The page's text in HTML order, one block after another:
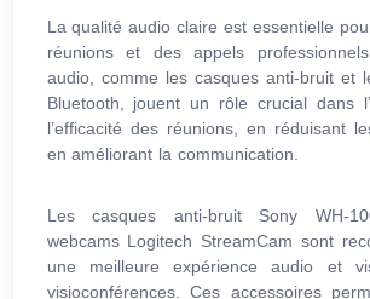
La qualité audio claire est essentielle
réunions et des appels
audio, comme les casques anti-bruit et
Bluetooth, jouent un rôle crucial dans
l’efficacité des réunions, en réduisant
en améliorant la communication.
Les casques anti-bruit Sony WH-
webcams Logitech StreamCam sont
une meilleure expérience audio et
visioconférences. Ces accessoires